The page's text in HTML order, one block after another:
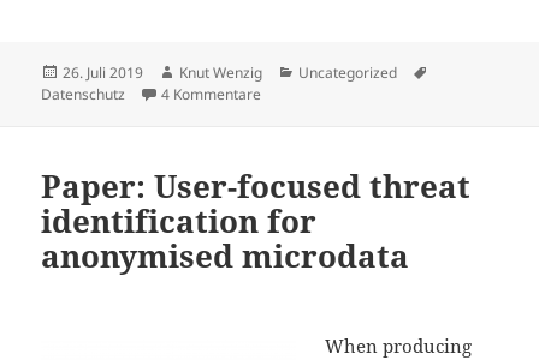
Veröffentlicht
am
26. Juli 2019 Autor
Knut Wenzig Kategorien
Uncategorized
Datenschutz
4 Kommentare
Paper: User-focused threat
identification for
anonymised microdata
When producing